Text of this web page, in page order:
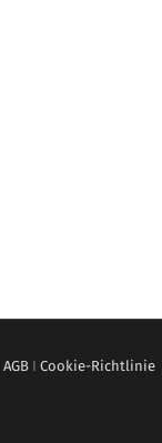
AGBI Cookie-Richtlinie